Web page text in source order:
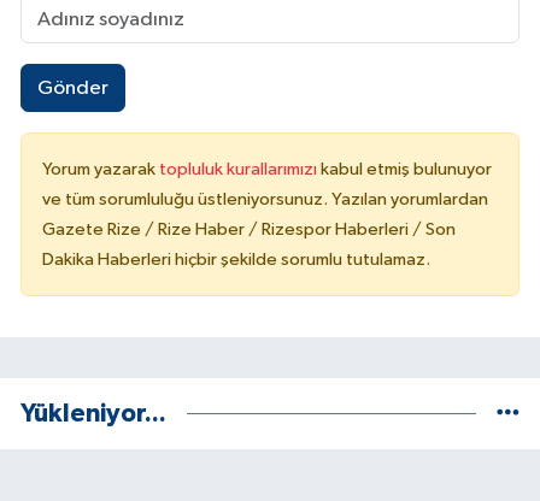
Gönder
Yorum yazarak topluluk kurallarımızı kabul etmiş bulunuyor
ve tüm sorumluluğu üstleniyorsunuz. Yazılan yorumlardan
Gazete Rize / Rize Haber / Rizespor Haberleri / Son
Dakika Haberleri hiçbir şekilde sorumlu tutulamaz.
Yükleniyor...